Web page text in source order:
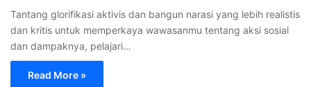
Tantang glorifikasi aktivis dan bangun narasi yang lebih realistis
dan kritis untuk memperkaya wawasanmu tentang aksi sosial
dan dampaknya, pelajari…
Read More »